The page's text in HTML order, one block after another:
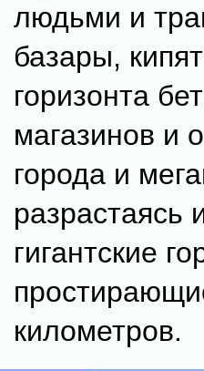
людьми и
базары,
горизонта
магазинов и
города и
разрастаясь
гигантские
километров.